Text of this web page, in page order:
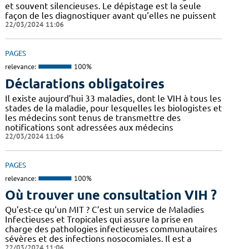
et souvent silencieuses. Le dépistage est la seule
façon de les diagnostiquer avant qu’elles ne puissent
22/03/2024 11:06
PAGES
relevance: 100%
Déclarations obligatoires
Il existe aujourd’hui 33 maladies, dont le VIH à tous les
stades de la maladie, pour lesquelles les biologistes et
les médecins sont tenus de transmettre des
notifications sont adressées aux médecins
22/03/2024 11:06
PAGES
relevance: 100%
Où trouver une consultation VIH ?
Qu’est-ce qu’un MIT ? C’est un service de Maladies
Infectieuses et Tropicales qui assure la prise en
charge des pathologies infectieuses communautaires
sévères et des infections nosocomiales. Il est a